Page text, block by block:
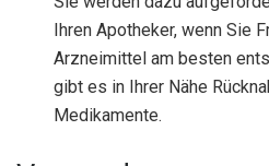
Ihren Apotheker, wenn Sie
Arzneimittel am besten
gibt es in Ihrer Nähe
Medikamente.